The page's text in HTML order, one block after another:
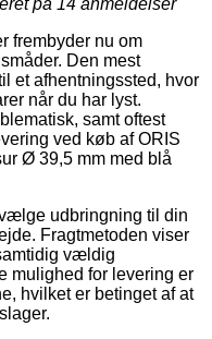
frembyder nu om
Den mest
et afhentningssted, hvor
når du har lyst.
samt oftest
ved køb af ORIS
Ø 39,5 mm med blå
udbringning til din
Fragtmetoden viser
vældig
mulighed for levering er
hvilket er betinget af at